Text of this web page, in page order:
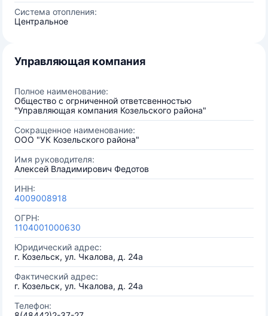
Система отопления:
Центральное
Управляющая компания
Полное наименование:
Общество с огрниченной ответсвенностью
"Управляющая компания Козельского района"
Сокращенное наименование:
ООО "УК Козельского района"
Имя руководителя:
Алексей Владимирович Федотов
ИНН:
4009008918
ОГРН:
1104001000630
Юридический адрес:
г. Козельск, ул. Чкалова, д. 24а
Фактический адрес:
г. Козельск, ул. Чкалова, д. 24а
Телефон: